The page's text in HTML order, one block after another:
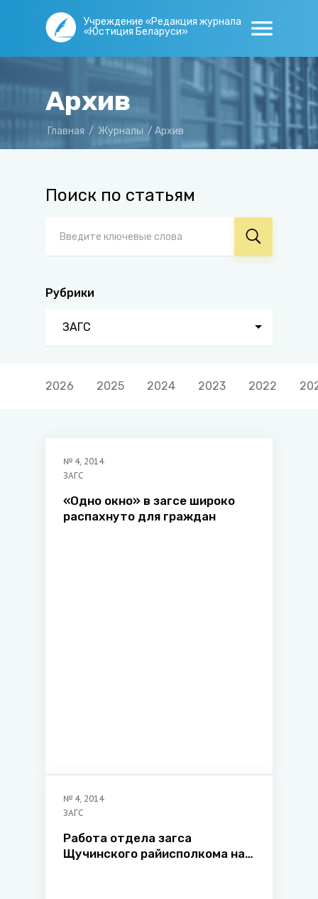
Учреждение «Редакция журнала
«Юстиция Беларуси»
Архив
Главная / Журналы / Архив
Поиск по статьям
Рубрики
ЗАГС
2026 2025 2024 2023 2022
№ 4, 2014
ЗАГС
«Одно окно» в загсе широко
распахнуто для граждан
№ 4, 2014
ЗАГС
Работа отдела загса
Щучинского райисполкома на